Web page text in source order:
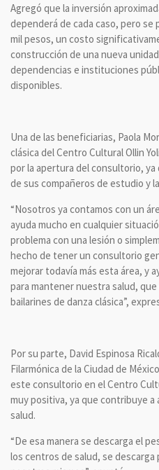
Agregó que la inversión
dependerá de cada caso, pero se
mil pesos, un costo
construcción de una nueva
dependencias e instituciones
disponibles.
Una de las beneficiarias, Paola
clásica del Centro Cultural Ollin
por la apertura del consultorio,
de sus compañeros de estudio y
“Nosotros ya contamos con un
ayuda mucho en cualquier
problema con una lesión o
hecho de tener un consultorio
mejorar todavía más esta área, y
para mantener nuestra salud,
bailarines de danza clásica”,
Por su parte, David Espinosa
Filarmónica de la Ciudad de
este consultorio en el Centro
muy positiva, ya que contribuye a
salud.
“De esa manera se descarga el
los centros de salud, se descarga